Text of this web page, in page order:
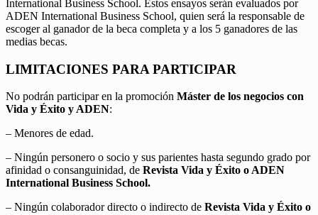
International Business School. Estos ensayos serán evaluados por
ADEN International Business School, quien será la responsable de
escoger al ganador de la beca completa y a los 5 ganadores de las
medias becas.
LIMITACIONES PARA PARTICIPAR
No podrán participar en la promoción Máster de los negocios con
Vida y Éxito y ADEN:
– Menores de edad.
– Ningún personero o socio y sus parientes hasta segundo grado por
afinidad o consanguinidad, de Revista Vida y Éxito o ADEN
International Business School.
– Ningún colaborador directo o indirecto de Revista Vida y Éxito o